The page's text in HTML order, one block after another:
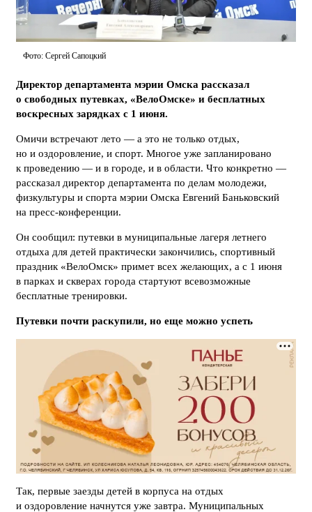
Фото: Сергей Сапоцкий
Директор департамента мэрии Омска рассказал
о свободных путевках, «ВелоОмске» и бесплатных
воскресных зарядках с 1 июня.
Омичи встречают лето — а это не только отдых,
но и оздоровление, и спорт. Многое уже запланировано
к проведению — и в городе, и в области. Что конкретно —
рассказал директор департамента по делам молодежи,
физкультуры и спорта мэрии Омска Евгений Баньковский
на пресс-конференции.
Он сообщил: путевки в муниципальные лагеря летнего
отдыха для детей практически закончились, спортивный
праздник «ВелоОмск» примет всех желающих, а с 1 июня
в парках и скверах города стартуют всевозможные
бесплатные тренировки.
Путевки почти раскупили, но еще можно успеть
Так, первые заезды детей в корпуса на отдых
и оздоровление начнутся уже завтра. Муниципальных